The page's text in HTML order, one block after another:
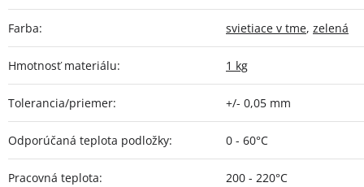
Farba: svietiace v tme, zelená
Hmotnosť materiálu: 1 kg
Tolerancia/priemer: +/- 0,05 mm
Odporúčaná teplota podložky: 0 - 60°C
Pracovná teplota: 200 - 220°C